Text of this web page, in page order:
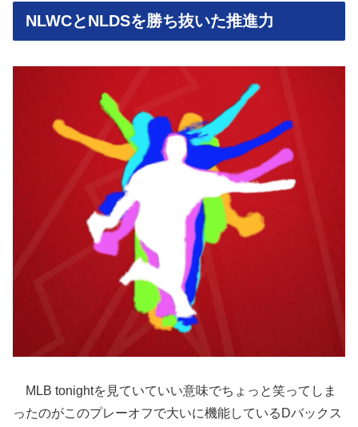
NLWCとNLDSを勝ち抜いた推進力
MLB tonightを見ていていい意味でちょっと笑ってしま
ったのがこのプレーオフで大いに機能しているDバックス